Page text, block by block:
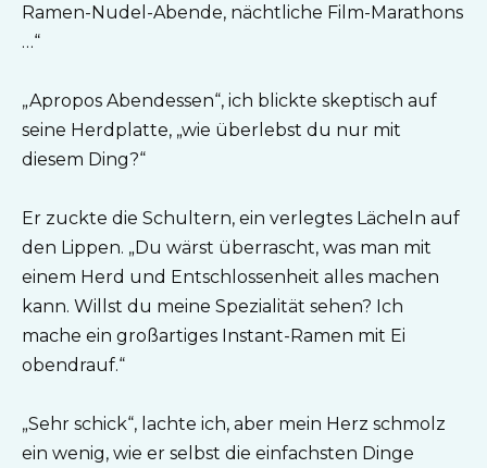
Ramen-Nudel-Abende, nächtliche Film-Marathons
…“
„Apropos Abendessen“, ich blickte skeptisch auf
seine Herdplatte, „wie überlebst du nur mit
diesem Ding?“
Er zuckte die Schultern, ein verlegtes Lächeln auf
den Lippen. „Du wärst überrascht, was man mit
einem Herd und Entschlossenheit alles machen
kann. Willst du meine Spezialität sehen? Ich
mache ein großartiges Instant-Ramen mit Ei
obendrauf.“
„Sehr schick“, lachte ich, aber mein Herz schmolz
ein wenig, wie er selbst die einfachsten Dinge